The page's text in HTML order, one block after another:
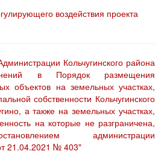
воздействия проекта
Кольчугинского района
в Порядок размещения
объектов на земельных участках,
собственности Кольчугинского
а также на земельных участках,
на которые не разграничена,
администрации
21.04.2021 № 403"